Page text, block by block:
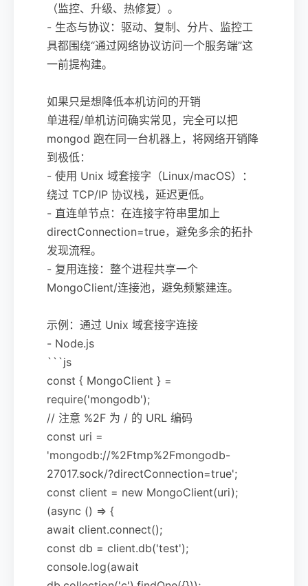
（监控、升级、热修复）。
- 生态与协议：驱动、复制、分片、监控工
具都围绕“通过网络协议访问一个服务端”这
一前提构建。
如果只是想降低本机访问的开销
单进程/单机访问确实常见，完全可以把
mongod 跑在同一台机器上，将网络开销降
到极低：
- 使用 Unix 域套接字（Linux/macOS）：
绕过 TCP/IP 协议栈，延迟更低。
- 直连单节点：在连接字符串里加上
directConnection=true，避免多余的拓扑
发现流程。
- 复用连接：整个进程共享一个
MongoClient/连接池，避免频繁建连。
示例：通过 Unix 域套接字连接
- Node.js
```js
const { MongoClient } =
require('mongodb');
// 注意 %2F 为 / 的 URL 编码
const uri =
'mongodb://%2Ftmp%2Fmongodb-
27017.sock/?directConnection=true';
const client = new MongoClient(uri);
(async () => {
await client.connect();
const db = client.db('test');
console.log(await